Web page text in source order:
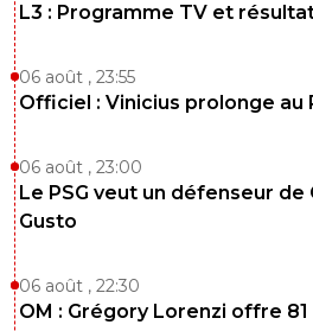
L3 : Programme TV et
06 août , 23:55
Officiel : Vinicius prolonge au
06 août , 23:00
Le PSG veut un défenseur
Gusto
06 août , 22:30
OM : Grégory Lorenzi offre